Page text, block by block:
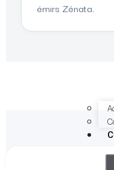
émirs Zénata.